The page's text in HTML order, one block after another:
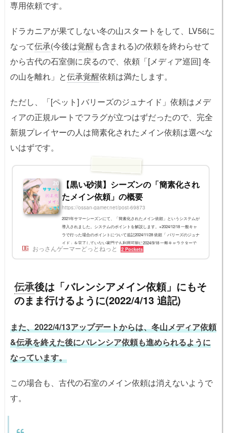
専用依頼です。
ドラカニアが果てしない冬の山スタートをして、LV56に
なって伝承(今後は覚醒も含まれる)の依頼を終わらせて
から古代の石室側に戻るので、依頼「[メディア巡回] 冬
の山を離れ」と伝承覚醒依頼は満たします。
ただし、「[ペット] バリーズのジュナイド」依頼はメデ
ィアの正規ルートでフラグが立つはずだったので、完全
新規プレイヤーの人は簡素化されたメイン依頼は選べな
いはずです。
【黒い砂漠】シーズンの「簡素化され
たメイン依頼」の概要
https://ossan-gamer.net/post-69873
2021年サマーシーズンにて、「簡素化されたメイン依頼」というシステムが
導入されました。システムのポイントを解説します。※2024/12/18 一般キャ
ラで行った場合のポイントについて追記2024/11/28 依頼「 バリーズのジュナ
イド」を完了していない家門でも利用可能に2024/9/18 一般キャラクターで
も簡素化されたメイン依頼ができるように。2023/2/28 古い情報を削除2022/1
0/13 バレノスメイン依頼の補足2021/9/18 シーズン+での内容に修正2021/7/7
おっさんゲーマーどっとねっと 2 Pockets
伝承後は「バレンシアメイン依頼」にもそ
のまま行けるように(2022/4/13 追記)
また、2022/4/13アップデートからは、冬山メディア依頼
&伝承を終えた後にバレンシア依頼も進められるように
なっています。
この場合も、古代の石室のメイン依頼は消えないようで
す。